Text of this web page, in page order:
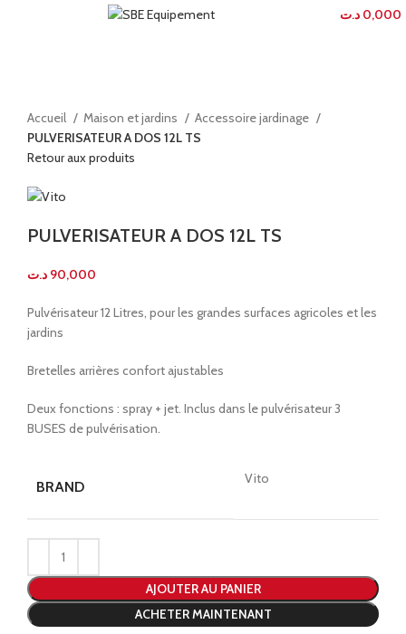
0,000 د.ت
Accueil
Maison et jardins
Accessoire jardinage
PULVERISATEUR A DOS 12L TS
Retour aux produits
PULVERISATEUR A DOS 12L TS
90,000 د.ت
Pulvérisateur 12 Litres, pour les grandes surfaces agricoles et les
jardins
Bretelles arrières confort ajustables
Deux fonctions : spray + jet. Inclus dans le pulvérisateur 3
BUSES de pulvérisation.
BRAND Vito
AJOUTER AU PANIER
ACHETER MAINTENANT